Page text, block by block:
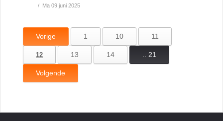
Ma 09 juni 2025
Vorige 1 10 11
12 13 14 .. 21
Volgende